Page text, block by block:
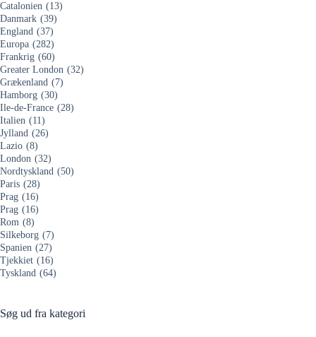
Catalonien (13)
Danmark (39)
England (37)
Europa (282)
Frankrig (60)
Greater London (32)
Grækenland (7)
Hamborg (30)
Ile-de-France (28)
Italien (11)
Jylland (26)
Lazio (8)
London (32)
Nordtyskland (50)
Paris (28)
Prag (16)
Prag (16)
Rom (8)
Silkeborg (7)
Spanien (27)
Tjekkiet (16)
Tyskland (64)
Søg ud fra kategori